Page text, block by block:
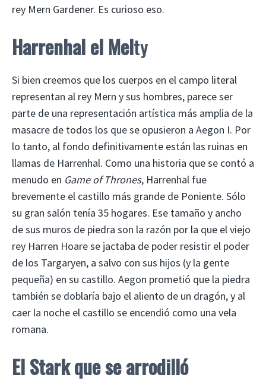
rey Mern Gardener. Es curioso eso.
Harrenhal el Melty
Si bien creemos que los cuerpos en el campo literal
representan al rey Mern y sus hombres, parece ser
parte de una representación artística más amplia de la
masacre de todos los que se opusieron a Aegon I. Por
lo tanto, al fondo definitivamente están las ruinas en
llamas de Harrenhal. Como una historia que se contó a
menudo en Game of Thrones, Harrenhal fue
brevemente el castillo más grande de Poniente. Sólo
su gran salón tenía 35 hogares. Ese tamaño y ancho
de sus muros de piedra son la razón por la que el viejo
rey Harren Hoare se jactaba de poder resistir el poder
de los Targaryen, a salvo con sus hijos (y la gente
pequeña) en su castillo. Aegon prometió que la piedra
también se doblaría bajo el aliento de un dragón, y al
caer la noche el castillo se encendió como una vela
romana.
El Stark que se arrodilló